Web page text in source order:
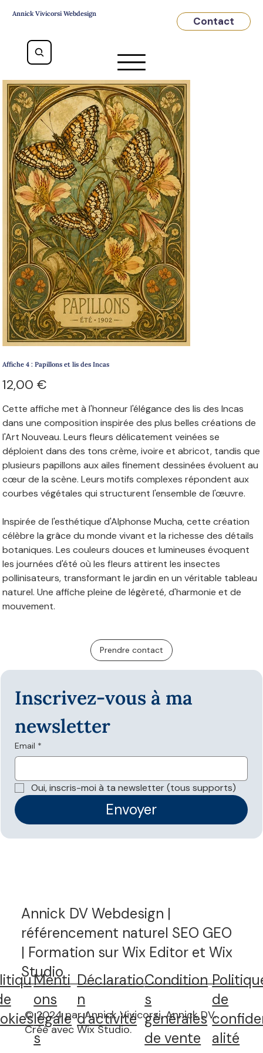
Annick Vivicorsi Webdesign
Contact
Affiche 4 : Papillons et lis des Incas
12,00 €
Cette affiche met à l'honneur l'élégance des lis des Incas
dans une composition inspirée des plus belles créations de
l'Art Nouveau. Leurs fleurs délicatement veinées se
déploient dans des tons crème, ivoire et abricot, tandis que
plusieurs papillons aux ailes finement dessinées évoluent au
cœur de la scène. Leurs motifs complexes répondent aux
courbes végétales qui structurent l'ensemble de l'œuvre.
Inspirée de l'esthétique d'Alphonse Mucha, cette création
célèbre la grâce du monde vivant et la richesse des détails
botaniques. Les couleurs douces et lumineuses évoquent
les journées d'été où les fleurs attirent les insectes
pollinisateurs, transformant le jardin en un véritable tableau
naturel. Une affiche pleine de légèreté, d'harmonie et de
mouvement.
Prendre contact
Inscrivez-vous à ma
newsletter
Email *
Oui, inscris-moi à ta newsletter (tous supports)
Envoyer
Annick DV Webdesign |
référencement naturel SEO GEO
| Formation sur Wix Editor et Wix
Studio
Menti
ons
légale
s
Déclaratio
n
d'activité
de
alité
Condition
s
générales
de vente
© 2024 par Annick Vivicorsi, Annick DV.
Créé avec Wix Studio.